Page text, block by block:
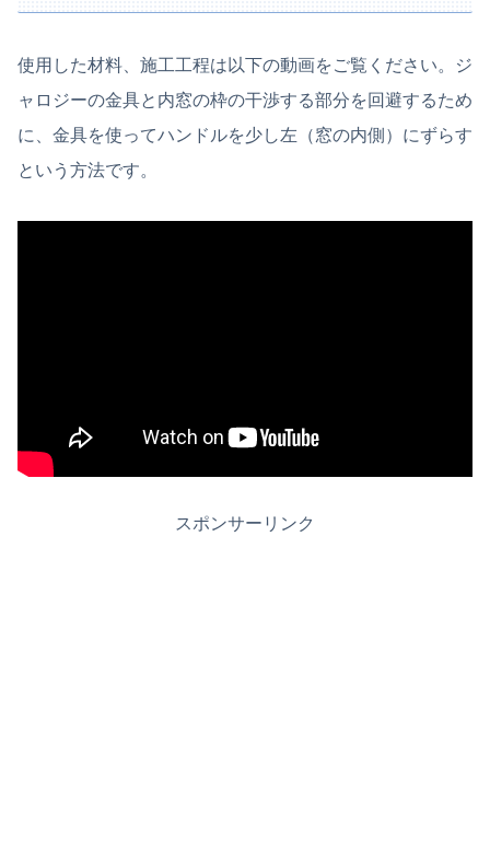
使用した材料、施工工程は以下の動画をご覧ください。ジ
ャロジーの金具と内窓の枠の干渉する部分を回避するため
に、金具を使ってハンドルを少し左（窓の内側）にずらす
という方法です。
スポンサーリンク